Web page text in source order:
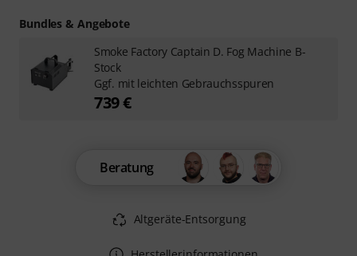
Beratung
Altgeräte-Entsorgung
Bundles & Angebote
Smoke Factory Captain D. Fog Machine B-
Stock
Ggf. mit leichten Gebrauchsspuren
739 €